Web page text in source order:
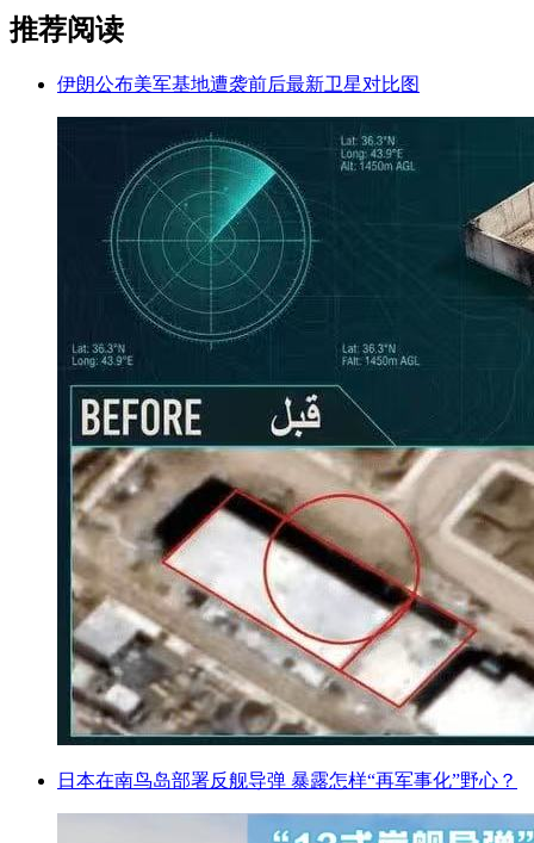
推荐阅读
伊朗公布美军基地遭袭前后最新卫星对比图
日本在南鸟岛部署反舰导弹 暴露怎样“再军事化”野心？